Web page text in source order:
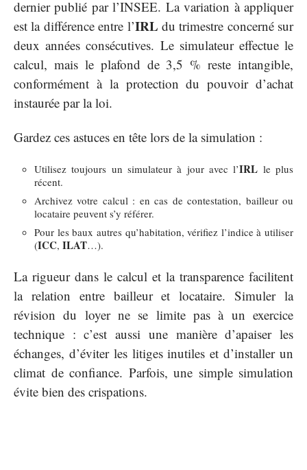
dernier publié par l’INSEE. La variation à appliquer
est la différence entre l’IRL du trimestre concerné sur
deux années consécutives. Le simulateur effectue le
calcul, mais le plafond de 3,5 % reste intangible,
conformément à la protection du pouvoir d’achat
instaurée par la loi.
Gardez ces astuces en tête lors de la simulation :
Utilisez toujours un simulateur à jour avec l’IRL le plus
récent.
Archivez votre calcul : en cas de contestation, bailleur ou
locataire peuvent s’y référer.
Pour les baux autres qu’habitation, vérifiez l’indice à utiliser
(ICC, ILAT…).
La rigueur dans le calcul et la transparence facilitent
la relation entre bailleur et locataire. Simuler la
révision du loyer ne se limite pas à un exercice
technique : c’est aussi une manière d’apaiser les
échanges, d’éviter les litiges inutiles et d’installer un
climat de confiance. Parfois, une simple simulation
évite bien des crispations.